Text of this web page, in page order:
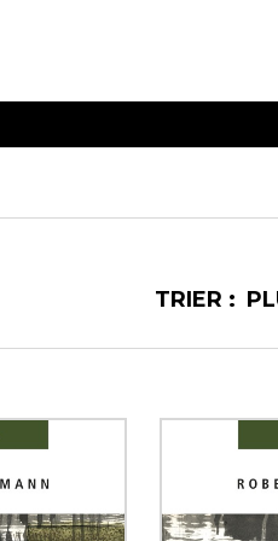
ENSEMBLES
Musique de chambre
TRIER :